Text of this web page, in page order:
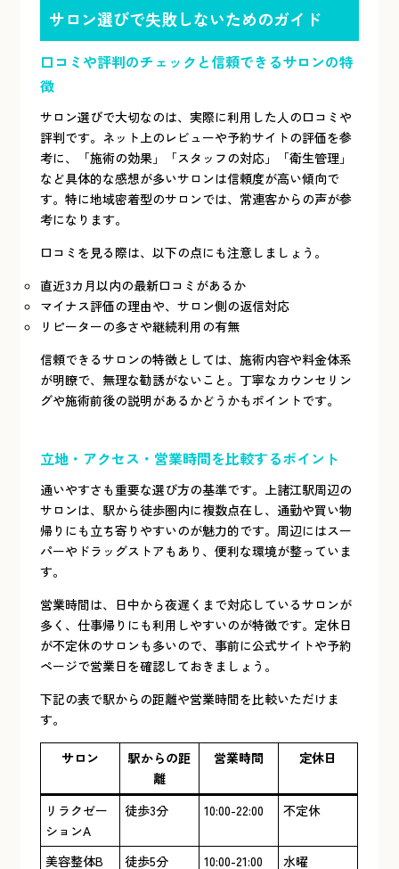
サロン選びで失敗しないためのガイド
口コミや評判のチェックと信頼できるサロンの特
徴
サロン選びで大切なのは、実際に利用した人の口コミや
評判です。ネット上のレビューや予約サイトの評価を参
考に、「施術の効果」「スタッフの対応」「衛生管理」
など具体的な感想が多いサロンは信頼度が高い傾向で
す。特に地域密着型のサロンでは、常連客からの声が参
考になります。
口コミを見る際は、以下の点にも注意しましょう。
直近3カ月以内の最新口コミがあるか
マイナス評価の理由や、サロン側の返信対応
リピーターの多さや継続利用の有無
信頼できるサロンの特徴としては、施術内容や料金体系
が明瞭で、無理な勧誘がないこと。丁寧なカウンセリン
グや施術前後の説明があるかどうかもポイントです。
立地・アクセス・営業時間を比較するポイント
通いやすさも重要な選び方の基準です。上諸江駅周辺の
サロンは、駅から徒歩圏内に複数点在し、通勤や買い物
帰りにも立ち寄りやすいのが魅力的です。周辺にはスー
パーやドラッグストアもあり、便利な環境が整っていま
す。
営業時間は、日中から夜遅くまで対応しているサロンが
多く、仕事帰りにも利用しやすいのが特徴です。定休日
が不定休のサロンも多いので、事前に公式サイトや予約
ページで営業日を確認しておきましょう。
下記の表で駅からの距離や営業時間を比較いただけま
す。
サロン
駅からの距
離
営業時間 定休日
リラクゼー
ションA
徒歩3分 10:00-22:00 不定休
美容整体B 徒歩5分 10:00-21:00 水曜